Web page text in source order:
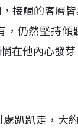
接觸的客層
，仍然堅持傾
在他內心發芽
趴趴走，大